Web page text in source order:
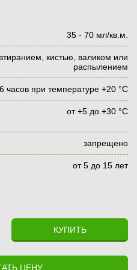
35 - 70 мл/кв.м.
втиранием, кистью, валиком или
распылением
часов при температуре +20 °С
от +5 до +30 °С
запрещено
от 5 до 15 лет
КУПИТЬ
ЦЕНУ